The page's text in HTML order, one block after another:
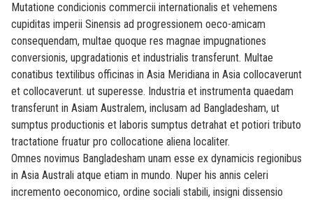
Mutatione condicionis commercii internationalis et vehemens
cupiditas imperii Sinensis ad progressionem oeco-amicam
consequendam, multae quoque res magnae impugnationes
conversionis, upgradationis et industrialis transferunt. Multae
conatibus textilibus officinas in Asia Meridiana in Asia collocaverunt
et collocaverunt. ut superesse. Industria et instrumenta quaedam
transferunt in Asiam Australem, inclusam ad Bangladesham, ut
sumptus productionis et laboris sumptus detrahat et potiori tributo
tractatione fruatur pro collocatione aliena localiter.
Omnes novimus Bangladesham unam esse ex dynamicis regionibus
in Asia Australi atque etiam in mundo. Nuper his annis celeri
incremento oeconomico, ordine sociali stabili, insigni dissensio